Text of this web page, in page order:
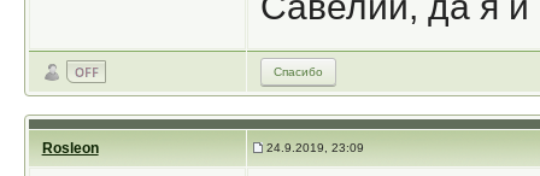
Спасибо
Rosleon 24.9.2019, 23:09